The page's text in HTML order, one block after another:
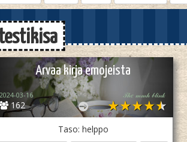
Arvaa kirja emojeista
162
2024-03-16 𝒯𝒽𝑒 𝓂𝓂𝒽 𝒷𝓁𝒾𝓃𝓀
Taso: helppo